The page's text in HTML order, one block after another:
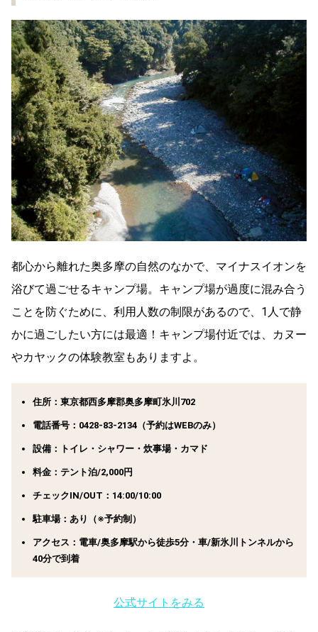
都心から離れた奥多摩の自然のなかで、マイナスイオンを
浴びて過ごせるキャンプ場。キャンプ場が過度に混み合う
ことを防ぐために、利用人数の制限があるので、1人で静
かに過ごしたい方には最適！キャンプ場付近では、カヌー
やカヤックの体験教室もありますよ。
住所：東京都西多摩郡奥多摩町氷川702
電話番号：0428-83-2134（予約はWEBのみ）
設備：トイレ・シャワー・炊事場・カマド
料金：テント泊/2,000円
チェックIN/OUT：14:00/10:00
駐車場：あり（※予約制）
アクセス：電車/奥多摩駅から徒歩5分・車/新氷川トンネルから
40分で到着
公式サイトをみる